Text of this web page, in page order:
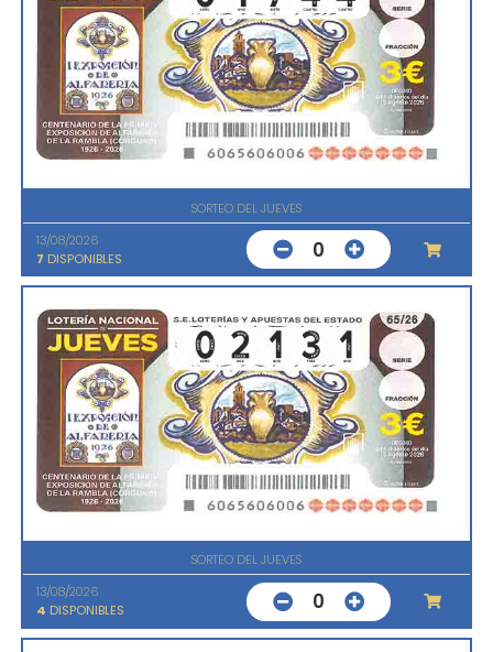
SORTEO DEL JUEVES
13/08/2026
7 DISPONIBLES 0
SORTEO DEL JUEVES
13/08/2026
4 DISPONIBLES 0